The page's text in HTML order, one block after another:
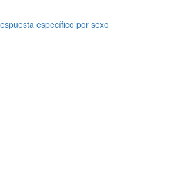
específico por sexo